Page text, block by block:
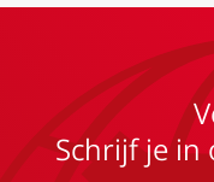
Schrijf je in